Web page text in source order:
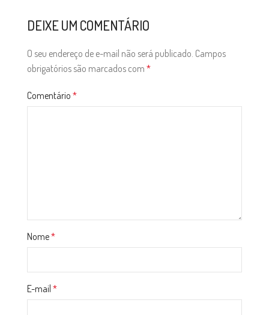
DEIXE UM COMENTÁRIO
O seu endereço de e-mail não será publicado. Campos
obrigatórios são marcados com *
Comentário *
Nome*
E-mail *